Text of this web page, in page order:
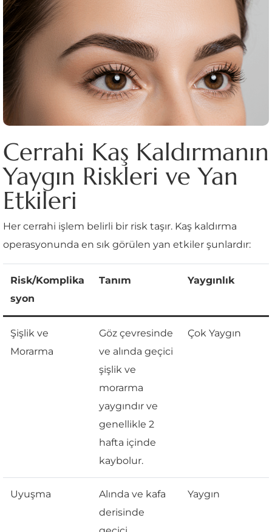
Cerrahi Kaş Kaldırmanın
Yaygın Riskleri ve Yan
Etkileri
Her cerrahi işlem belirli bir risk taşır. Kaş kaldırma
operasyonunda en sık görülen yan etkiler şunlardır:
Risk/Komplika
syon
Tanım Yaygınlık
Şişlik ve
Morarma
Göz çevresinde
ve alında geçici
şişlik ve
morarma
yaygındır ve
genellikle 2
hafta içinde
kaybolur.
Çok Yaygın
Uyuşma
Alında ve kafa
derisinde
Yaygın